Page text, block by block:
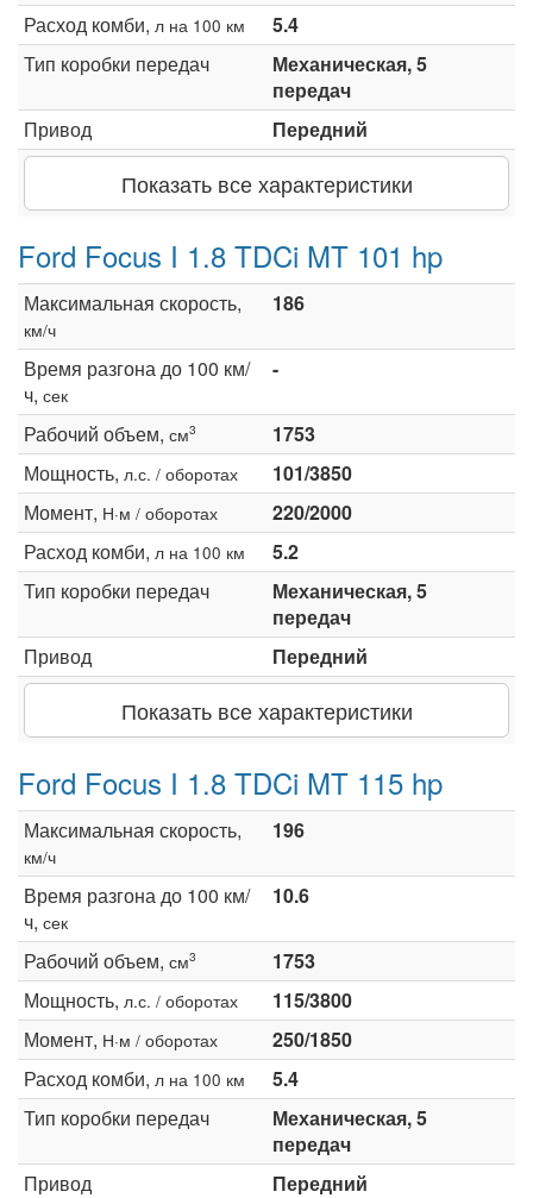
Расход комби, л на 100 км
5.4
Тип коробки передач
Механическая, 5
передач
Привод
Передний
Показать все характеристики
Ford Focus I 1.8 TDCi MT 101 hp
Максимальная скорость,
км/ч
186
Время разгона до 100 км/
ч, сек
-
Рабочий объем, см3
1753
Мощность, л.с. / оборотах
101/3850
Момент, Н·м / оборотах
220/2000
Расход комби, л на 100 км
5.2
Тип коробки передач
Механическая, 5
передач
Привод
Передний
Показать все характеристики
Ford Focus I 1.8 TDCi MT 115 hp
Максимальная скорость,
км/ч
196
Время разгона до 100 км/
ч, сек
10.6
Рабочий объем, см3
1753
Мощность, л.с. / оборотах
115/3800
Момент, Н·м / оборотах
250/1850
Расход комби, л на 100 км
5.4
Тип коробки передач
Механическая, 5
передач
Привод
Передний